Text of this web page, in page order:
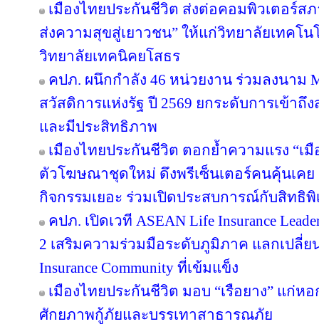
เมืองไทยประกันชีวิต ส่งต่อคอมพิวเตอร์ส
ส่งความสุขสู่เยาวชน” ให้แก่วิทยาลัยเทคโ
วิทยาลัยเทคนิคยโสธร
คปภ. ผนึกกำลัง 46 หน่วยงาน ร่วมลงนาม
สวัสดิการแห่งรัฐ ปี 2569 ยกระดับการเข้าถึ
และมีประสิทธิภาพ
เมืองไทยประกันชีวิต ตอกย้ำความแรง “เ
ตัวโฆษณาชุดใหม่ ดึงพรีเซ็นเตอร์คนคุ้นเค
กิจกรรมเยอะ ร่วมเปิดประสบการณ์กับสิทธิ
คปภ. เปิดเวที ASEAN Life Insurance
2 เสริมความร่วมมือระดับภูมิภาค แลกเปลี่
Insurance Community ที่เข้มแข็ง
เมืองไทยประกันชีวิต มอบ “เรือยาง” แก่ห
ศักยภาพกู้ภัยและบรรเทาสาธารณภัย